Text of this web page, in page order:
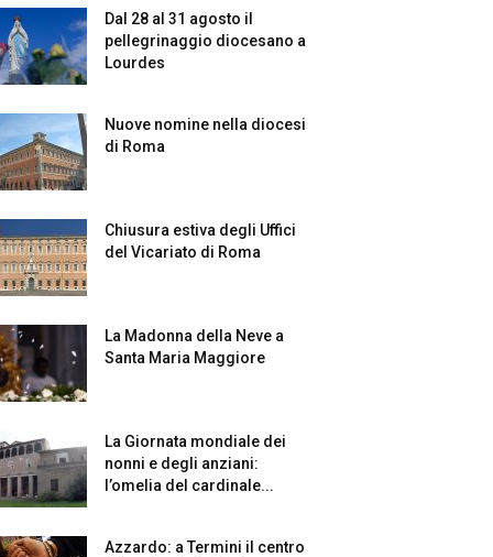
Dal 28 al 31 agosto il
pellegrinaggio diocesano a
Lourdes
Nuove nomine nella diocesi
di Roma
Chiusura estiva degli Uffici
del Vicariato di Roma
La Madonna della Neve a
Santa Maria Maggiore
La Giornata mondiale dei
nonni e degli anziani:
l’omelia del cardinale...
Azzardo: a Termini il centro